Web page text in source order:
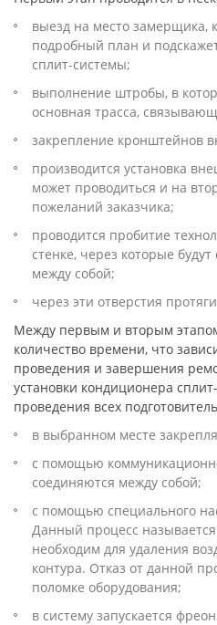
выезд на место замерщика,
подробный план и
сплит-системы;
выполнение штробы, в
основная трасса,
закрепление кронштейнов
производится установка
может проводиться и на
пожеланий заказчика;
проводится пробитие
стенке, через которые
между собой;
через эти отверстия
Между первым и вторым
количество времени, что
проведения и завершения
установки кондиционера
проведения всех
в выбранном месте
с помощью
соединяются между собой;
с помощью специального
Данный процесс
необходим для удаления
контура. Отказ от данной
поломке оборудования;
в систему запускается